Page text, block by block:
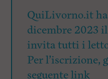
QuiLivorno.it
dicembre 2023
invita tutti i
Per l’iscrizione,
seguente link